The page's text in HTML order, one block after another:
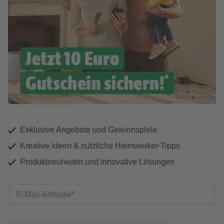
Exklusive Angebote und Gewinnspiele
Kreative Ideen & nützliche Heimwerker-Tipps
Produktneuheiten und innovative Lösungen
E-Mail-Adresse